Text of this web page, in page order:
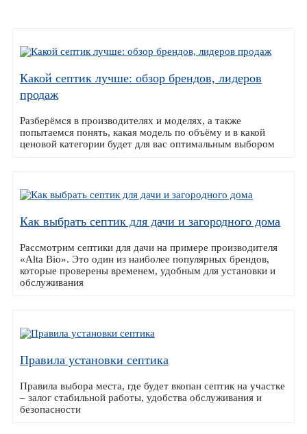
Какой септик лучше: обзор брендов, лидеров
продаж
Разберёмся в производителях и моделях, а также
попытаемся понять, какая модель по объёму и в какой
ценовой категории будет для вас оптимальным выбором
Как выбрать септик для дачи и загородного дома
Рассмотрим септики для дачи на примере производителя
«Alta Bio». Это один из наиболее популярных брендов,
которые проверены временем, удобным для установки и
обслуживания
Правила установки септика
Правила выбора места, где будет вкопан септик на участке
– залог стабильной работы, удобства обслуживания и
безопасности